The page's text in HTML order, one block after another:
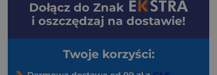
Dołącz do Znak
i oszczędzaj na dostawie!
Twoje korzyści: